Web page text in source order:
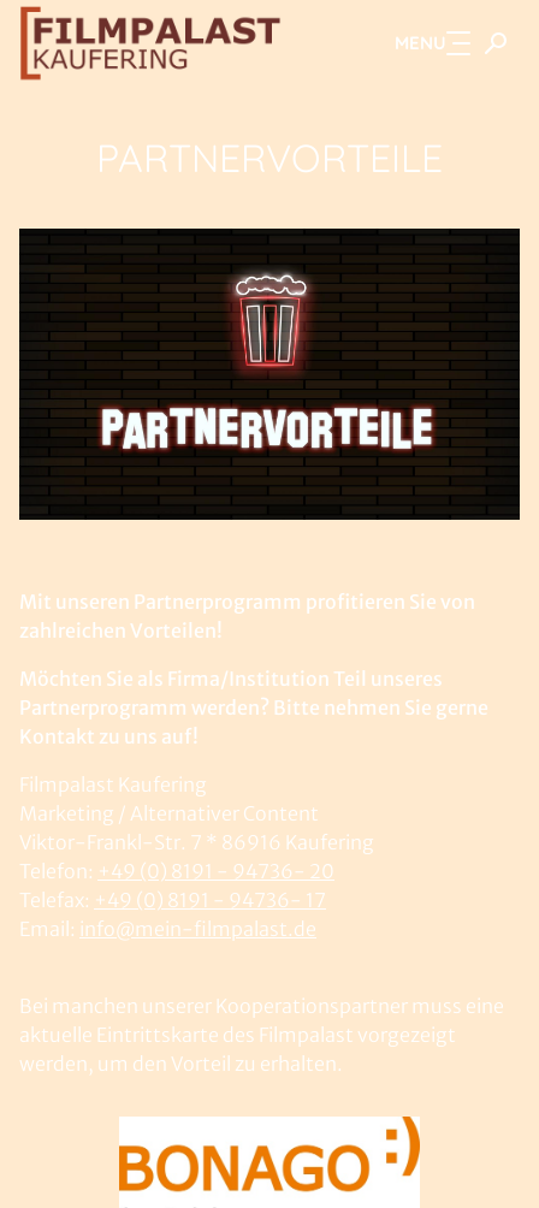
Zum Hauptinhalt springen MENU
PARTNERVORTEILE
Mit unseren Partnerprogramm profitieren Sie von
zahlreichen Vorteilen!
Möchten Sie als Firma/Institution Teil unseres
Partnerprogramm werden? Bitte nehmen Sie gerne
Kontakt zu uns auf!
Filmpalast Kaufering
Marketing / Alternativer Content
Viktor-Frankl-Str. 7 * 86916 Kaufering
Telefon: +49 (0) 8191 - 94736- 20
Telefax: +49 (0) 8191 - 94736- 17
Email: info@mein-filmpalast.de
Bei manchen unserer Kooperationspartner muss eine
aktuelle Eintrittskarte des Filmpalast vorgezeigt
werden, um den Vorteil zu erhalten.